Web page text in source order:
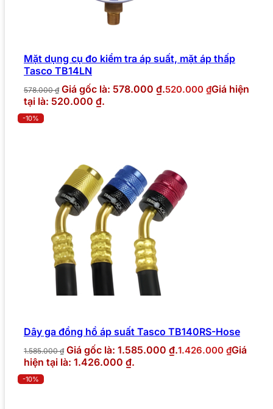
Mặt dụng cụ đo kiểm tra áp suất, mặt áp thấp
Tasco TB14LN
578.000₫ Giá gốc là: 578.000 ₫.520.000 ₫Giá hiện
tại là: 520.000 ₫.
-10%
Dây ga đồng hồ áp suất Tasco TB140RS-Hose
1.585.000₫ Giá gốc là: 1.585.000 ₫.1.426.000 ₫Giá
hiện tại là: 1.426.000 ₫.
-10%